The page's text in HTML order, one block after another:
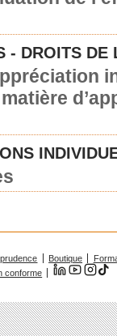
- DROITS DE
Boutique
conforme